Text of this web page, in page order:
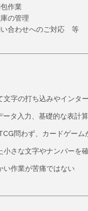
作業
の管理
い合わせへのご対応 等
文字の打ち込みやインタ
タ入力、基礎的な表計
問わず、カードゲーム
小さな文字やナンバーを
い作業が苦痛ではない